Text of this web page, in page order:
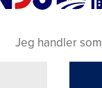
Jeg handler som